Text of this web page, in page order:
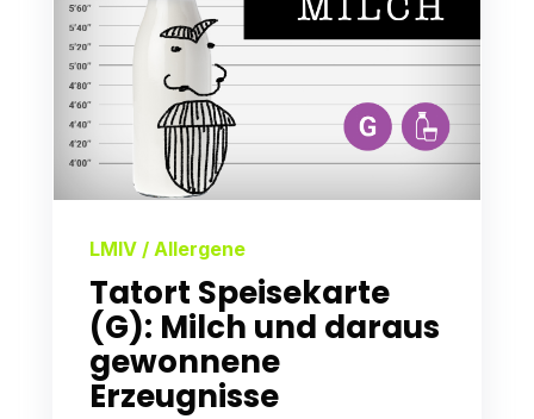
LMIV / Allergene
Tatort Speisekarte
(G): Milch und daraus
gewonnene
Erzeugnisse